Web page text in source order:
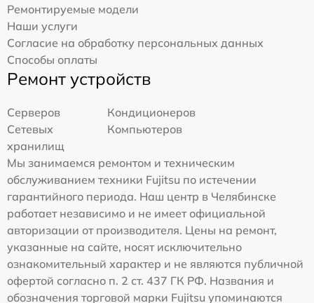
Ремонтируемые модели
Наши услуги
Согласие на обработку персональных данных
Способы оплаты
Ремонт устройств
Серверов
Кондиционеров
Сетевых
хранилищ
Компьютеров
Мы занимаемся ремонтом и техническим
обслуживанием техники Fujitsu по истечении
гарантийного периода. Наш центр в Челябинске
работает независимо и не имеет официальной
авторизации от производителя. Цены на ремонт,
указанные на сайте, носят исключительно
ознакомительный характер и не являются публичной
офертой согласно п. 2 ст. 437 ГК РФ. Названия и
обозначения торговой марки Fujitsu упоминаются